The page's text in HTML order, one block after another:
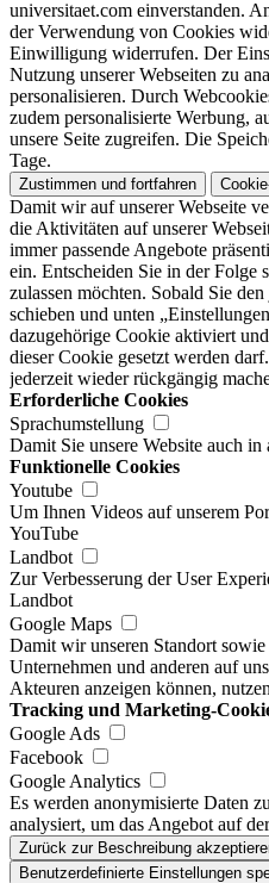
universitaet.com einverstanden.
der Verwendung von Cookies
Einwilligung widerrufen. Der
Nutzung unserer Webseiten zu
personalisieren. Durch
zudem personalisierte Werbung,
unsere Seite zugreifen. Die
Tage.
Zustimmen und fortfahren
Damit wir auf unserer Webseite
die Aktivitäten auf unserer
immer passende Angebote
ein. Entscheiden Sie in der Folge
zulassen möchten. Sobald Sie
schieben und unten
dazugehörige Cookie aktiviert
dieser Cookie gesetzt werden
jederzeit wieder rückgängig
Erforderliche Cookies
Sprachumstellung
Damit Sie unsere Website auch
Funktionelle Cookies
Youtube
Um Ihnen Videos auf unserem
YouTube
Landbot
Zur Verbesserung der User
Landbot
Google Maps
Damit wir unseren Standort
Unternehmen und anderen auf
Akteuren anzeigen können,
Tracking und Marketing-
Google Ads
Facebook
Google Analytics
Es werden anonymisierte Daten
analysiert, um das Angebot auf
Zurück zur Beschreibung
Benutzerdefinierte Einstellungen